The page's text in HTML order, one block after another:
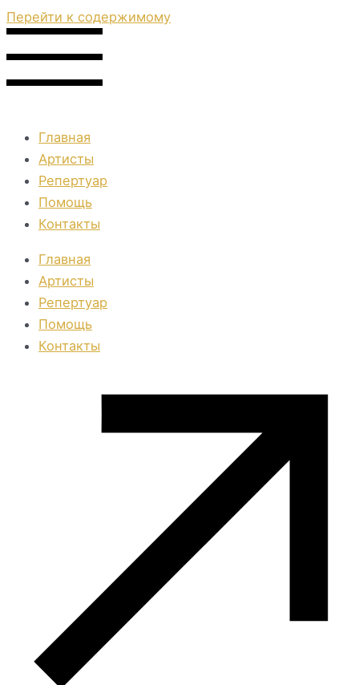
Перейти к содержимому
Главная
Артисты
Репертуар
Помощь
Контакты
Главная
Артисты
Репертуар
Помощь
Контакты